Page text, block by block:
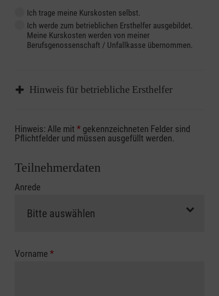
Ich trage meine Kurskosten selbst.
Ich werde zum betrieblichen Ersthelfer ausgebildet.
Meine Kurskosten werden von meiner
Berufsgenossenschaft / Unfallkasse übernommen.
Hinweis für betriebliche Ersthelfer
Sofern Sie ein Kostenübernahmeverfahren
Ihrer Berufsgenossenschaft / Unfallkasse
Abrechnungsunterlagen spätestens zu
erfolgt eine Abrechnung der vollen Kursgebühr
Die notwendigen Formulare für die
zuständigen Berufsgenossenschaft oder
Hinweis: Alle mit * gekennzeichneten Felder sind
Pflichtfelder und müssen ausgefüllt werden.
Teilnehmerdaten
Anrede
Vorname *